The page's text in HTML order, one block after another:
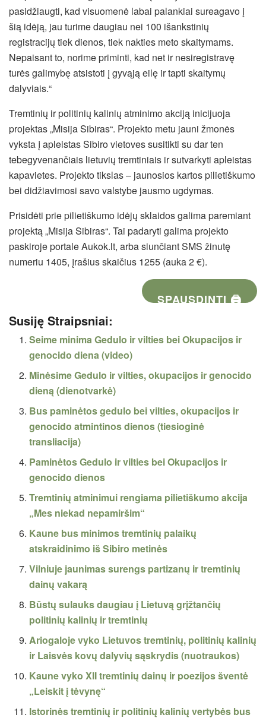
pasidžiaugti, kad visuomenė labai palankiai sureagavo į
šią idėją, jau turime daugiau nei 100 išankstinių
registracijų tiek dienos, tiek nakties meto skaitymams.
Nepaisant to, norime priminti, kad net ir nesiregistravę
turės galimybę atsistoti į gyvąją eilę ir tapti skaitymų
dalyviais.“
Tremtinių ir politinių kalinių atminimo akciją inicijuoja
projektas „Misija Sibiras“. Projekto metu jauni žmonės
vyksta į apleistas Sibiro vietoves susitikti su dar ten
tebegyvenančiais lietuvių tremtiniais ir sutvarkyti apleistas
kapavietes. Projekto tikslas – jaunosios kartos pilietiškumo
bei didžiavimosi savo valstybe jausmo ugdymas.
Prisidėti prie pilietiškumo idėjų sklaidos galima paremiant
projektą „Misija Sibiras“. Tai padaryti galima projekto
paskiroje portale Aukok.lt, arba siunčiant SMS žinutę
numeriu 1405, įrašius skaičius 1255 (auka 2 €).
SPAUSDINTI 🖨
Susiję Straipsniai:
Seime minima Gedulo ir vilties bei Okupacijos ir
genocido diena (video)
Minėsime Gedulo ir vilties, okupacijos ir genocido
dieną (dienotvarkė)
Bus paminėtos gedulo bei vilties, okupacijos ir
genocido atmintinos dienos (tiesioginė
transliacija)
Paminėtos Gedulo ir vilties bei Okupacijos ir
genocido dienos
Tremtinių atminimui rengiama pilietiškumo akcija
„Mes niekad nepamiršim“
Kaune bus minimos tremtinių palaikų
atskraidinimo iš Sibiro metinės
Vilniuje jaunimas surengs partizanų ir tremtinių
dainų vakarą
Būstų sulauks daugiau į Lietuvą grįžtančių
politinių kalinių ir tremtinių
Ariogaloje vyko Lietuvos tremtinių, politinių kalinių
ir Laisvės kovų dalyvių sąskrydis (nuotraukos)
Kaune vyko XII tremtinių dainų ir poezijos šventė
„Leiskit į tėvynę“
Istorinės tremtinių ir politinių kalinių vertybės bus